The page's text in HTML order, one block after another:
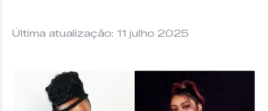
Última atualização: 11 julho 2025